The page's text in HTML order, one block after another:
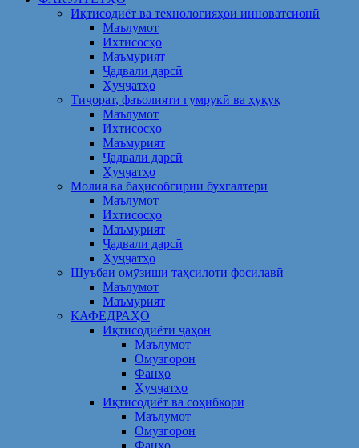
Иқтисодиёт ва технологияҳои инноватсионӣ
Маълумот
Ихтисосҳо
Маъмурият
Ҷадвали дарсӣ
Ҳуҷҷатҳо
Тиҷорат, фаъолияти гумрукӣ ва ҳуқуқ
Маълумот
Ихтисосҳо
Маъмурият
Ҷадвали дарсӣ
Ҳуҷҷатҳо
Молия ва баҳисобгирии бухгалтерӣ
Маълумот
Ихтисосҳо
Маъмурият
Ҷадвали дарсӣ
Ҳуҷҷатҳо
Шуъбаи омӯзиши таҳсилоти фосилавӣ
Маълумот
Маъмурият
КАФЕДРАҲО
Иқтисодиёти ҷаҳон
Маълумот
Омузгорон
Фанҳо
Ҳуҷҷатҳо
Иқтисодиёт ва соҳибкорӣ
Маълумот
Омузгорон
Фанҳо